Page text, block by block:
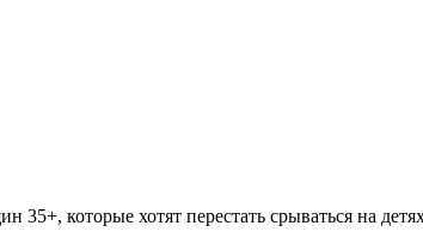
которые хотят перестать срываться на